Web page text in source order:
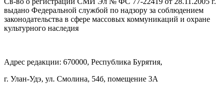
выдано Федеральной службой по надзору за соблюдением
законодательства в сфере массовых коммуникаций и охране
культурного наследия
Адрес редакции: 670000, Республика Бурятия,
г. Улан-Удэ, ул. Смолина, 54б, помещение 3А